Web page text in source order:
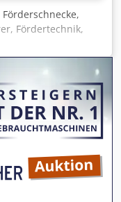
Fördertechnik,
Kühlschnecke,
aus Edelstahl -
Stopfbuchsenband -
Af Deck
H84 mm -